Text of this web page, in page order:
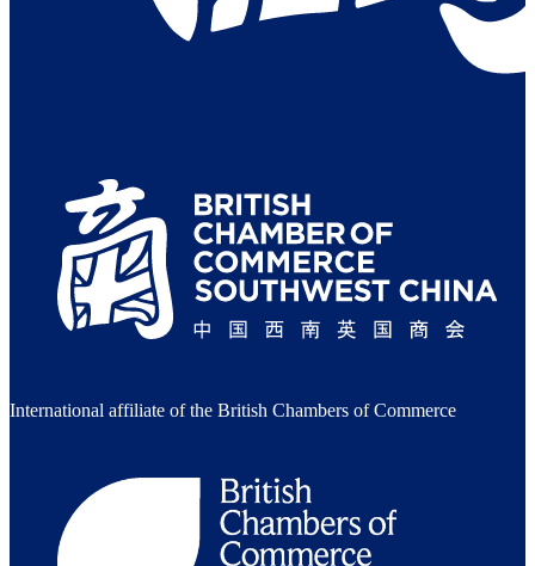
International affiliate of the British Chambers of Commerce